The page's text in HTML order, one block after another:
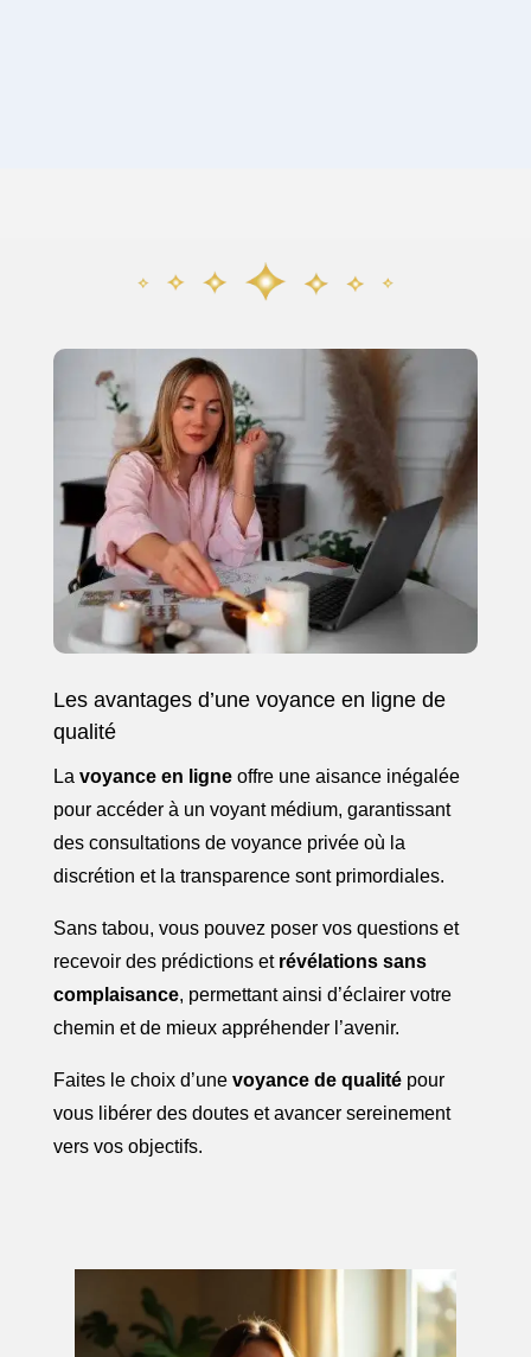
Les avantages d’une voyance en ligne de
qualité
La voyance en ligneoffre une aisance inégalée
pour accéder à un voyant médium, garantissant
des consultations de voyance privée où la
discrétion et la transparence sont primordiales.
Sans tabou, vous pouvez poser vos questions et
recevoir des prédictions et révélations sans
complaisance, permettant ainsi d’éclairer votre
chemin et de mieux appréhender l’avenir.
Faites le choix d’une voyance de qualitépour
vous libérer des doutes et avancer sereinement
vers vos objectifs.